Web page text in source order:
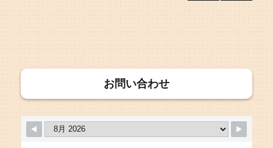
稿
ナ
ビ
ゲ
ー
ペー
ジ
お問い合わせ